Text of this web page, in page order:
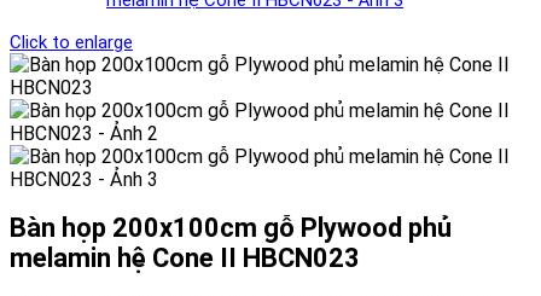
Click to enlarge
Bàn họp 200x100cm gỗ Plywood phủ
melamin hệ Cone II HBCN023